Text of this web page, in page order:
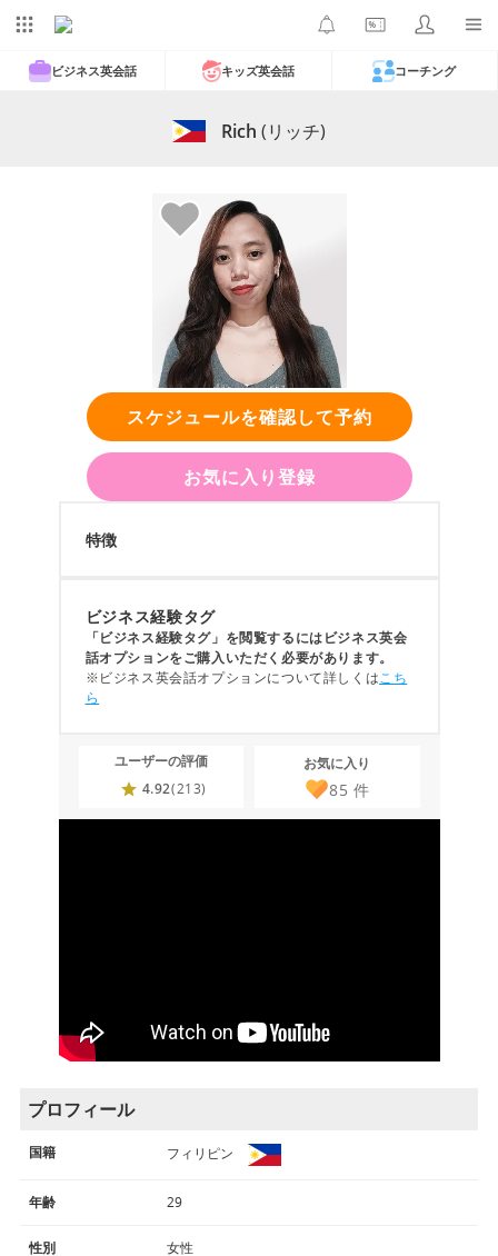
ビジネス英会話 キッズ英会話 コーチング
Rich (リッチ)
スケジュールを確認して予約
お気に入り登録
特徴
ビジネス経験タグ
「ビジネス経験タグ」を閲覧するにはビジネス英会
話オプションをご購入いただく必要があります。
※ビジネス英会話オプションについて詳しくはこち
ら
ユーザーの評価
4.92(213)
お気に入り
85 件
プロフィール
国籍 フィリピン
年齢 29
性別 女性